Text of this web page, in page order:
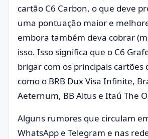
cartão C6 Carbon, o que deve
uma pontuação maior e
embora também deva cobrar
isso. Isso significa que o C6
brigar com os principais cartões
como o BRB Dux Visa Infinite,
Aeternum, BB Altus e Itaú The
Alguns rumores que circulam
WhatsApp e Telegram e nas